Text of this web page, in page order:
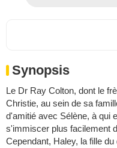
Synopsis
Le Dr Ray Colton, dont le
Christie, au sein de sa
d'amitié avec Sélène, à qui
s'immiscer plus facilement
Cependant, Haley, la fille